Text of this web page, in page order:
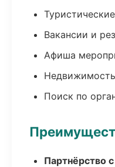
Вакансии и
Афиша
Поиск по
Партнёрство